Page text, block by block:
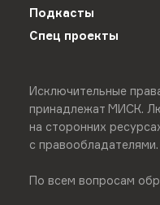
Подкасты
Спец проекты
Исключительные
принадлежат МИСК.
на сторонних
с правообладателями.
По всем вопросам